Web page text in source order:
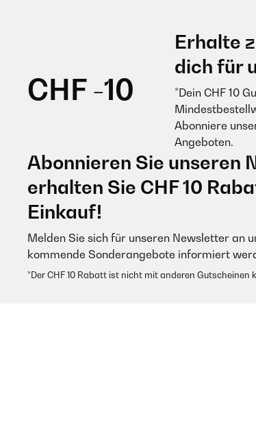
CHF -10
Erhalte
dich für
*Dein CHF 10
Abonniere
Angeboten.
Abonnieren Sie unseren
erhalten Sie CHF 10
Einkauf!
Melden Sie sich für unseren Newsletter an
kommende Sonderangebote informiert
*Der CHF 10 Rabatt ist nicht mit anderen Gutscheinen